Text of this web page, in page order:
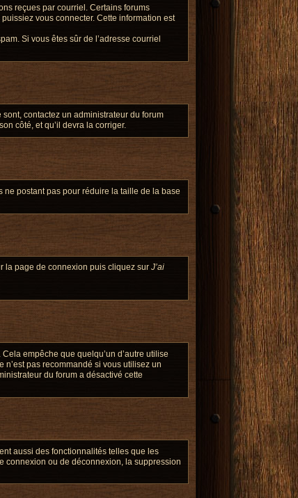
reçues par courriel. Certains forums
vous connecter. Cette information est
Si vous êtes sûr de l’adresse courriel
contactez un administrateur du forum
côté, et qu’il devra la corriger.
ne postant pas pour réduire la taille de la base
la page de connexion puis cliquez sur J’ai
empêche que quelqu’un d’autre utilise
pas recommandé si vous utilisez un
du forum a désactivé cette
aussi des fonctionnalités telles que les
connexion ou de déconnexion, la suppression